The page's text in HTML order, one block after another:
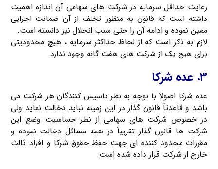
رعایت حداقل سرمایه در شرکت های سهامی آن اندازه اهمیت
داشته است که قانون به منظور تخلف از آن ضمانت اجرایی
معین نموده و ادامه آن را حتی سبب انحلال نیز دانسته است.
لازم به ذکر است که از لحاظ حداکثر سرمایه ، هیچ محدودیتی
برای هیچ یک از شرکت های هفت گانه وجود ندارد.
۳. عده شرکا
عده شرکا اصولاَ با توجه به نظر تاسیس کنندگان هر شرکت می
باشد و قاعدتاَ قانون گذار در این زمینه نباید دخالت نماید ولی
در خصوص شرکت های سهامی از نظر حساسیت وضع این
شرکت ها قانون گذار تقریباَ در همه مسائل دخالت نموده و
مقررات محدود کننده ای جهت حفظ حقوق شرکا و افراد ثالث
خارج از شرکت قرار داده شده است.